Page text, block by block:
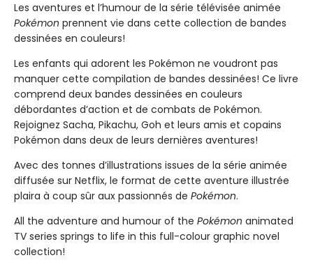
Les aventures et l’humour de la série télévisée animée
Pokémon prennent vie dans cette collection de bandes
dessinées en couleurs!
Les enfants qui adorent les Pokémon ne voudront pas
manquer cette compilation de bandes dessinées! Ce livre
comprend deux bandes dessinées en couleurs
débordantes d’action et de combats de Pokémon.
Rejoignez Sacha, Pikachu, Goh et leurs amis et copains
Pokémon dans deux de leurs dernières aventures!
Avec des tonnes d’illustrations issues de la série animée
diffusée sur Netflix, le format de cette aventure illustrée
plaira à coup sûr aux passionnés de Pokémon.
All the adventure and humour of the Pokémon animated
TV series springs to life in this full-colour graphic novel
collection!